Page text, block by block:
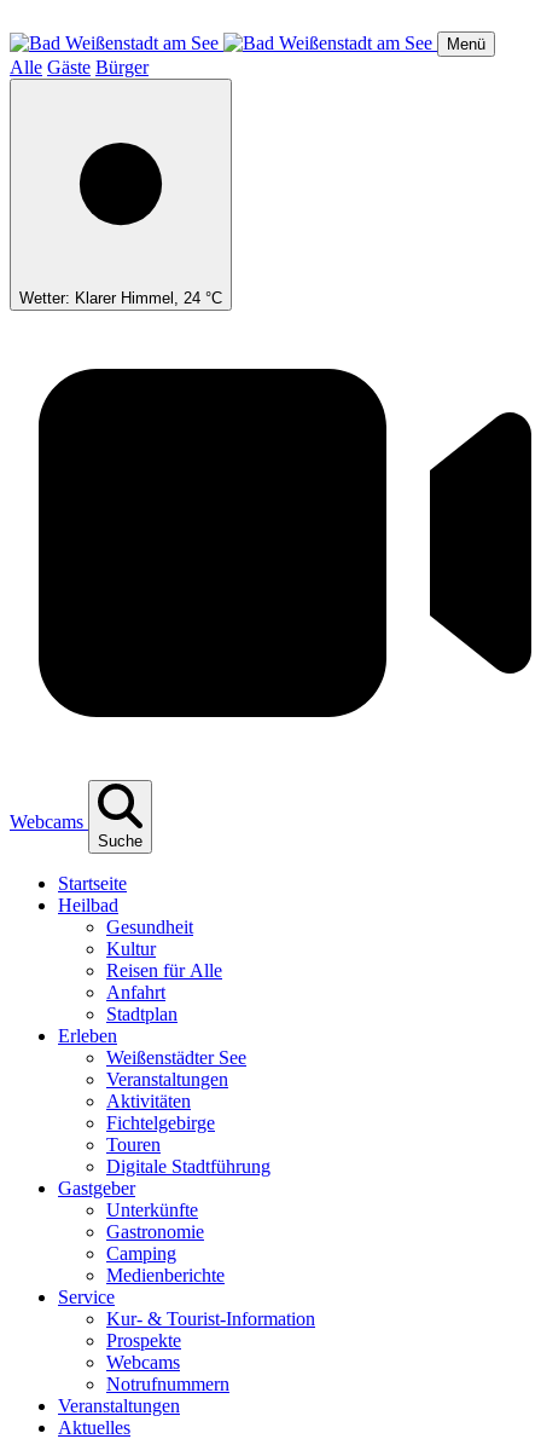
zum
Inhalt
Menü
Alle Gäste Bürger
Wetter: Klarer Himmel, 24 °C
Webcams
Suche
Start­sei­te
Heil­bad
Gesund­heit
Kul­tur
Rei­sen für Alle
Anfahrt
Stadt­plan
Erle­ben
Wei­ßen­städ­ter See
Ver­an­stal­tun­gen
Akti­vi­tä­ten
Fich­tel­ge­bir­ge
Tou­ren
Digi­ta­le Stadtführung
Gast­ge­ber
Unter­künf­te
Gas­tro­no­mie
Cam­ping
Medi­en­be­rich­te
Ser­vice
Kur- & Tourist-Information
Pro­spek­te
Web­cams
Not­ruf­num­mern
Ver­an­stal­tun­gen
Aktu­el­les